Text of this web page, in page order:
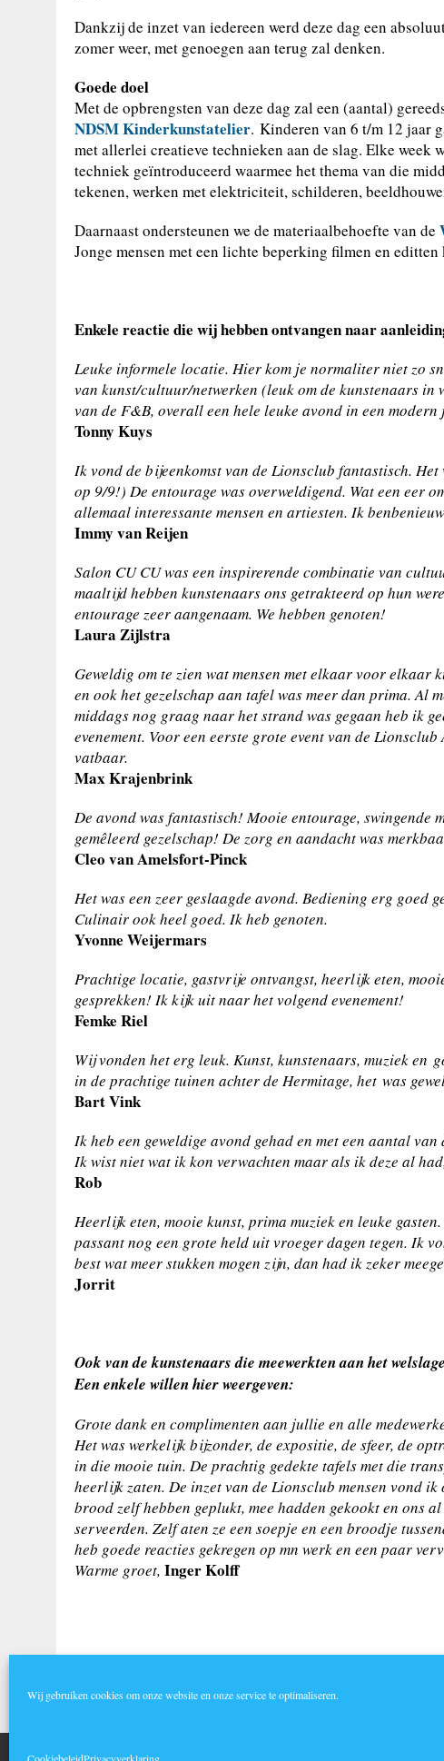
Wij gebruiken cookies om onze website en onze service te optimaliseren.
Dankzij de inzet van iedereen werd deze dag een
zomer weer, met genoegen aan terug zal denken.
Goede doel
Met de opbrengsten van deze dag zal een (aantal)
NDSM Kinderkunstatelier. Kinderen van 6 t/m 12 jaar
met allerlei creatieve technieken aan de slag. Elke week
techniek geïntroduceerd waarmee het thema van die
tekenen, werken met elektriciteit, schilderen,
Daarnaast ondersteunen we de materiaalbehoefte van de
Jonge mensen met een lichte beperking filmen en
Enkele reactie die wij hebben ontvangen naar
Leuke informele locatie. Hier kom je normaliter niet zo
van kunst/cultuur/netwerken (leuk om de kunstenaars
van de F&B, overall een hele leuke avond in een
Tonny Kuys
Ik vond de bijeenkomst van de Lionsclub fantastisch.
op 9/9!) De entourage was overweldigend. Wat een eer
allemaal interessante mensen en artiesten. Ik
Immy van Reijen
Salon CU CU was een inspirerende combinatie van
maaltijd hebben kunstenaars ons getrakteerd op hun
entourage zeer aangenaam. We hebben genoten!
Laura Zijlstra
Geweldig om te zien wat mensen met elkaar voor elkaar
en ook het gezelschap aan tafel was meer dan prima. Al
middags nog graag naar het strand was gegaan heb ik
evenement. Voor een eerste grote event van de
vatbaar.
Max Krajenbrink
De avond was fantastisch! Mooie entourage, swingende
gemêleerd gezelschap! De zorg en aandacht was
Cleo van Amelsfort-Pinck
Het was een zeer geslaagde avond. Bediening erg goed
Culinair ook heel goed. Ik heb genoten.
Yvonne Weijermars
Prachtige locatie, gastvrije ontvangst, heerlijk eten,
gesprekken! Ik kijk uit naar het volgend evenement!
Femke Riel
Wij vonden het erg leuk. Kunst, kunstenaars, muziek en
in de prachtige tuinen achter de Hermitage, het was
Bart Vink
Ik heb een geweldige avond gehad en met een aantal
Ik wist niet wat ik kon verwachten maar als ik deze al
Rob
Heerlijk eten, mooie kunst, prima muziek en leuke
passant nog een grote held uit vroeger dagen tegen. Ik
best wat meer stukken mogen zijn, dan had ik zeker
Jorrit
Ook van de kunstenaars die meewerkten aan het
Een enkele willen hier weergeven:
Grote dank en complimenten aan jullie en alle
Het was werkelijk bijzonder, de expositie, de sfeer, de
in die mooie tuin. De prachtig gedekte tafels met die
heerlijk zaten. De inzet van de Lionsclub mensen vond
brood zelf hebben geplukt, mee hadden gekookt en ons
serveerden. Zelf aten ze een soepje en een broodje
heb goede reacties gekregen op mn werk en een paar
Warme groet, Inger Kolff